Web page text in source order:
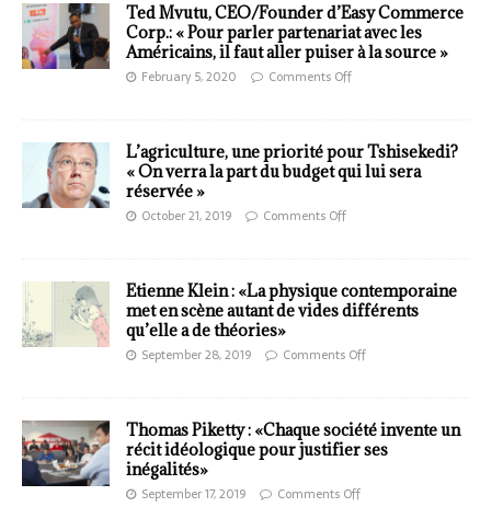
Ted Mvutu, CEO/Founder d’Easy Commerce
Corp.: « Pour parler partenariat avec les
Américains, il faut aller puiser à la source »
February 5, 2020 Comments Off
L’agriculture, une priorité pour Tshisekedi?
« On verra la part du budget qui lui sera
réservée »
October 21, 2019 Comments Off
Etienne Klein : «La physique contemporaine
met en scène autant de vides différents
qu’elle a de théories»
September 28, 2019 Comments Off
Thomas Piketty : «Chaque société invente un
récit idéologique pour justifier ses
inégalités»
September 17, 2019 Comments Off